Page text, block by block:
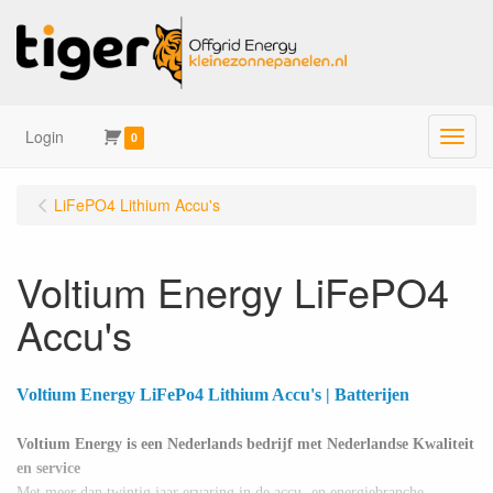
Login 0 Menu
LiFePO4 Lithium Accu's
Voltium Energy LiFePO4
Accu's
Voltium Energy LiFePo4 Lithium Accu's | Batterijen
Voltium Energy is een Nederlands bedrijf met Nederlandse Kwaliteit
en service